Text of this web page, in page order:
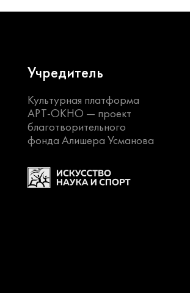
Учредитель
Культурная платформа
АРТ-ОКНО — проект
благотворительного
фонда Алишера Усманова